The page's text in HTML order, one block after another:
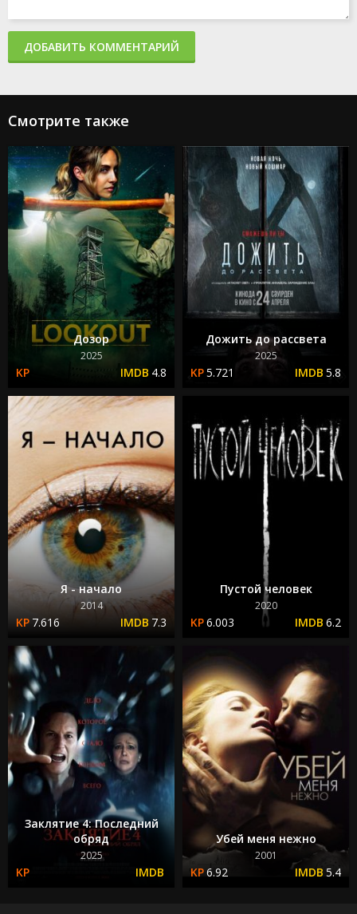
ДОБАВИТЬ КОММЕНТАРИЙ
Смотрите также
Дозор
2025
4.8
Дожить до рассвета
2025
5.721 5.8
Я - начало
2014
7.616 7.3
Пустой человек
2020
6.003 6.2
Заклятие 4: Последний
обряд
2025
Убей меня нежно
2001
6.92 5.4